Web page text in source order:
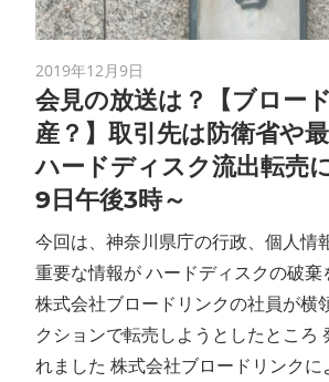
2019年12月9日
会見の放送は？【ブロー
産？】取引先は防衛省や
ハードディスク流出転売
9日午後3時～
今回は、神奈川県庁の行政、個人情
重要な情報が ハードディスクの破棄
株式会社ブロードリンクの社員が横
クションで転売しようとしたところ
れました 株式会社ブロードリンクに